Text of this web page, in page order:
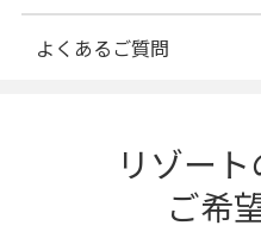
よくあるご質問
リゾー
ご希